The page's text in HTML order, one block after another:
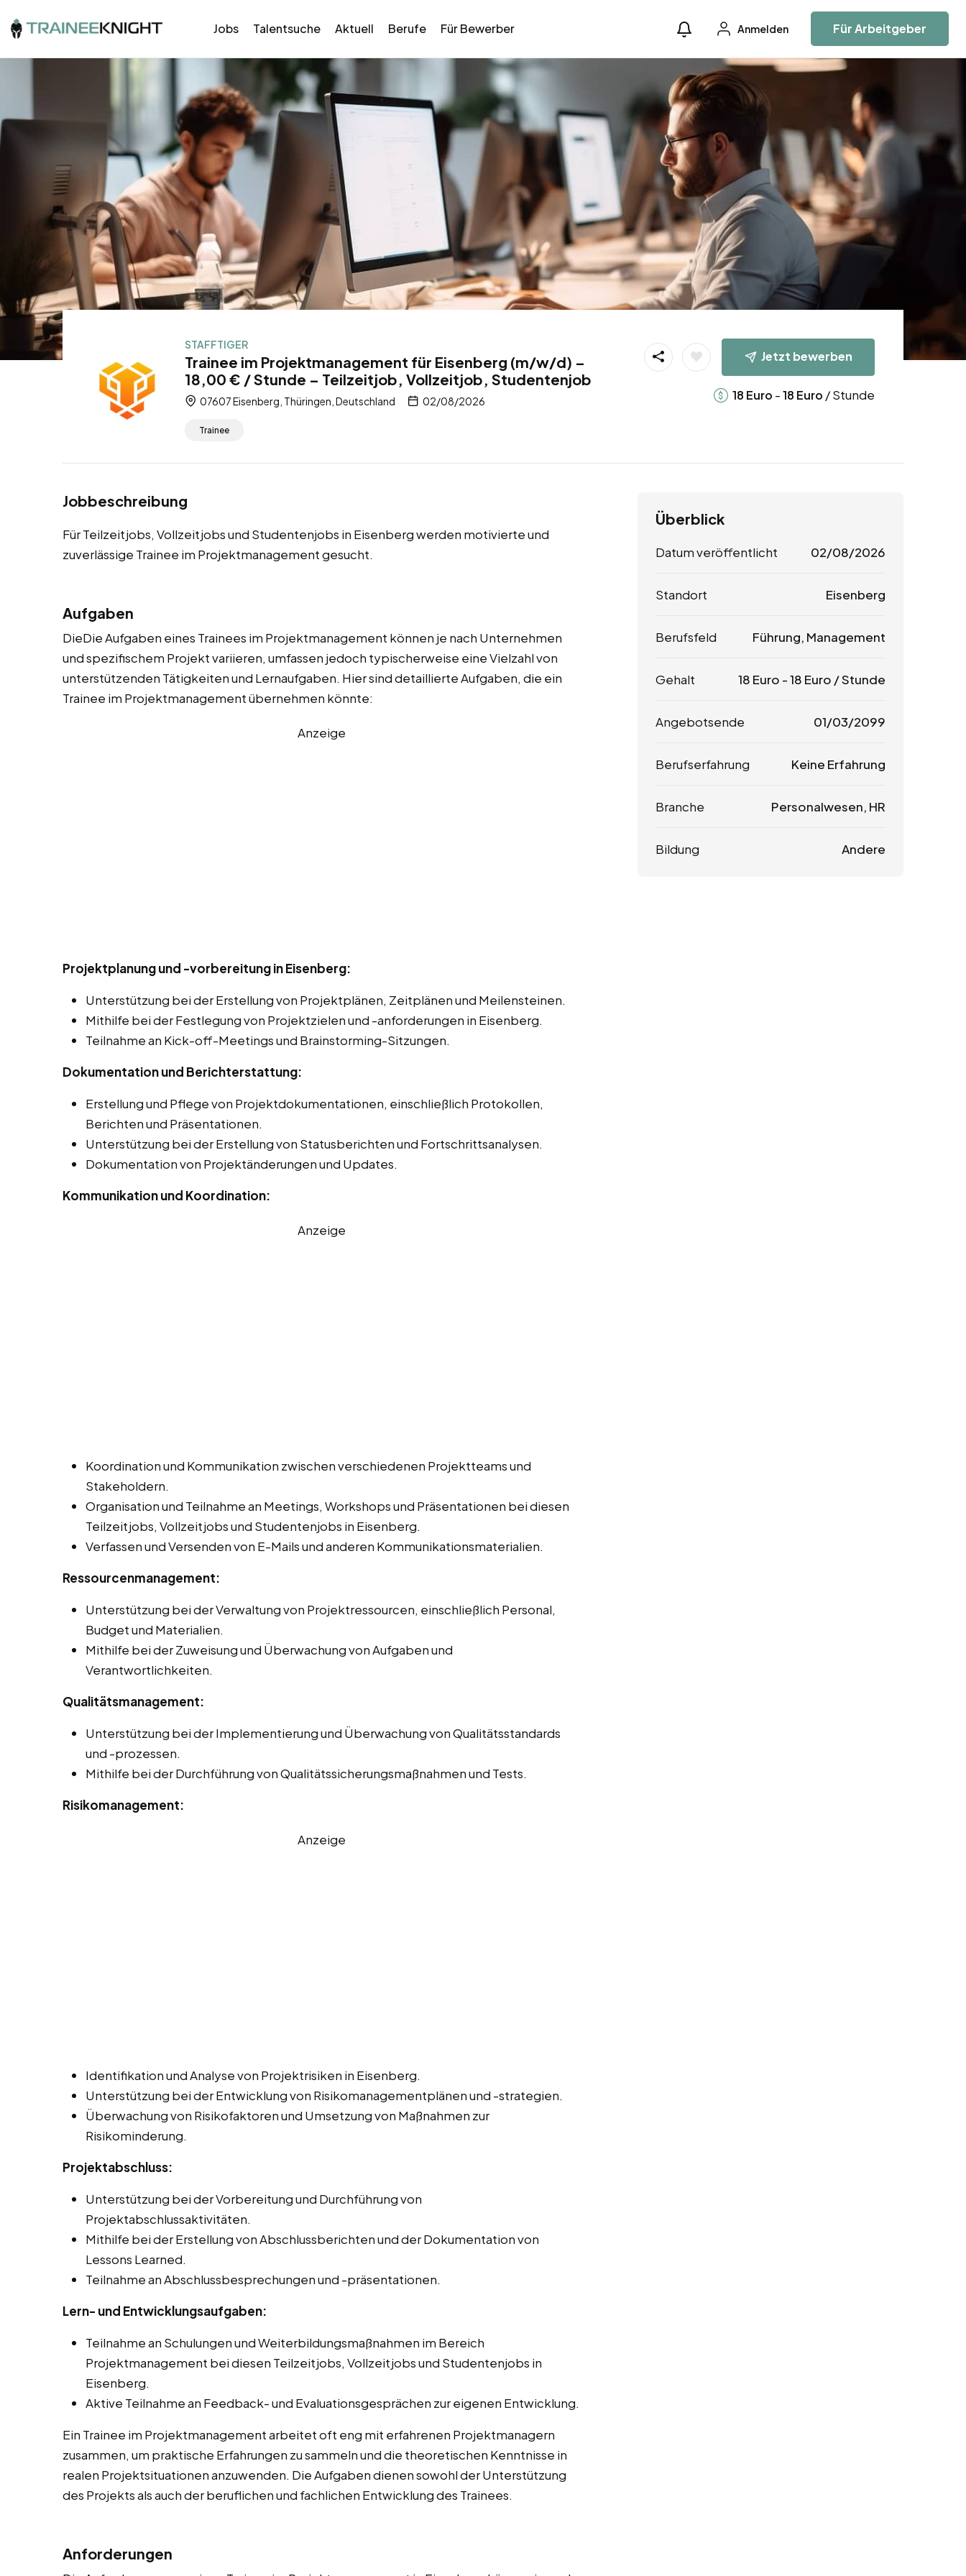
Jobs Talentsuche Aktuell Berufe Für Bewerber Anmelden Für Arbeitgeber
STAFFTIGER
Trainee im Projektmanagement für Eisenberg (m/w/d) –
18,00 € / Stunde – Teilzeitjob, Vollzeitjob, Studentenjob
07607 Eisenberg, Thüringen, Deutschland 02/08/2026
Trainee
Jetzt bewerben
18 Euro -18 Euro / Stunde
Jobbeschreibung
Für Teilzeitjobs, Vollzeitjobs und Studentenjobs in Eisenberg werden motivierte und
zuverlässige Trainee im Projektmanagement gesucht.
Aufgaben
DieDie Aufgaben eines Trainees im Projektmanagement können je nach Unternehmen
und spezifischem Projekt variieren, umfassen jedoch typischerweise eine Vielzahl von
unterstützenden Tätigkeiten und Lernaufgaben. Hier sind detaillierte Aufgaben, die ein
Trainee im Projektmanagement übernehmen könnte:
Anzeige
Projektplanung und -vorbereitung in Eisenberg:
Unterstützung bei der Erstellung von Projektplänen, Zeitplänen und Meilensteinen.
Mithilfe bei der Festlegung von Projektzielen und -anforderungen in Eisenberg.
Teilnahme an Kick-off-Meetings und Brainstorming-Sitzungen.
Dokumentation und Berichterstattung:
Erstellung und Pflege von Projektdokumentationen, einschließlich Protokollen,
Berichten und Präsentationen.
Unterstützung bei der Erstellung von Statusberichten und Fortschrittsanalysen.
Dokumentation von Projektänderungen und Updates.
Kommunikation und Koordination:
Anzeige
Koordination und Kommunikation zwischen verschiedenen Projektteams und
Stakeholdern.
Organisation und Teilnahme an Meetings, Workshops und Präsentationen bei diesen
Teilzeitjobs, Vollzeitjobs und Studentenjobs in Eisenberg.
Verfassen und Versenden von E-Mails und anderen Kommunikationsmaterialien.
Ressourcenmanagement:
Unterstützung bei der Verwaltung von Projektressourcen, einschließlich Personal,
Budget und Materialien.
Mithilfe bei der Zuweisung und Überwachung von Aufgaben und
Verantwortlichkeiten.
Qualitätsmanagement:
Unterstützung bei der Implementierung und Überwachung von Qualitätsstandards
und -prozessen.
Mithilfe bei der Durchführung von Qualitätssicherungsmaßnahmen und Tests.
Risikomanagement:
Anzeige
Identifikation und Analyse von Projektrisiken in Eisenberg.
Unterstützung bei der Entwicklung von Risikomanagementplänen und -strategien.
Überwachung von Risikofaktoren und Umsetzung von Maßnahmen zur
Risikominderung.
Projektabschluss:
Unterstützung bei der Vorbereitung und Durchführung von
Projektabschlussaktivitäten.
Mithilfe bei der Erstellung von Abschlussberichten und der Dokumentation von
Lessons Learned.
Teilnahme an Abschlussbesprechungen und -präsentationen.
Lern- und Entwicklungsaufgaben:
Teilnahme an Schulungen und Weiterbildungsmaßnahmen im Bereich
Projektmanagement bei diesen Teilzeitjobs, Vollzeitjobs und Studentenjobs in
Eisenberg.
Aktive Teilnahme an Feedback- und Evaluationsgesprächen zur eigenen Entwicklung.
Ein Trainee im Projektmanagement arbeitet oft eng mit erfahrenen Projektmanagern
zusammen, um praktische Erfahrungen zu sammeln und die theoretischen Kenntnisse in
realen Projektsituationen anzuwenden. Die Aufgaben dienen sowohl der Unterstützung
des Projekts als auch der beruflichen und fachlichen Entwicklung des Trainees.
Anforderungen
Überblick
Datum veröffentlicht 02/08/2026
Standort Eisenberg
Berufsfeld Führung, Management
Gehalt 18 Euro -18 Euro / Stunde
Angebotsende 01/03/2099
Berufserfahrung Keine Erfahrung
Branche Personalwesen, HR
Bildung Andere